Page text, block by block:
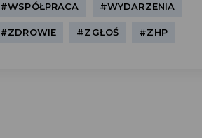
#WSPÓŁPRACA #WYDARZENIA
#ZDROWIE #ZGŁOŚ #ZHP